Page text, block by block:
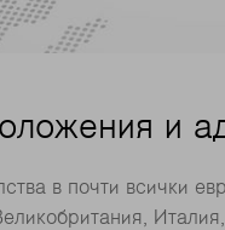
и
в почти всички